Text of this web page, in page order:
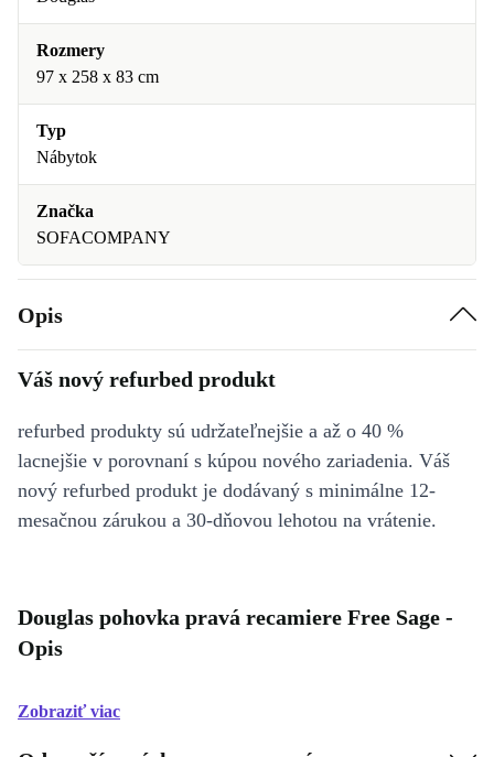
Rozmery
97 x 258 x 83 cm
Typ
Nábytok
Značka
SOFACOMPANY
Opis
Váš nový refurbed produkt
refurbed produkty sú udržateľnejšie a až o 40 %
lacnejšie v porovnaní s kúpou nového zariadenia. Váš
nový refurbed produkt je dodávaný s minimálne 12-
mesačnou zárukou a 30-dňovou lehotou na vrátenie.
Douglas pohovka pravá recamiere Free Sage -
Opis
Zobraziť viac